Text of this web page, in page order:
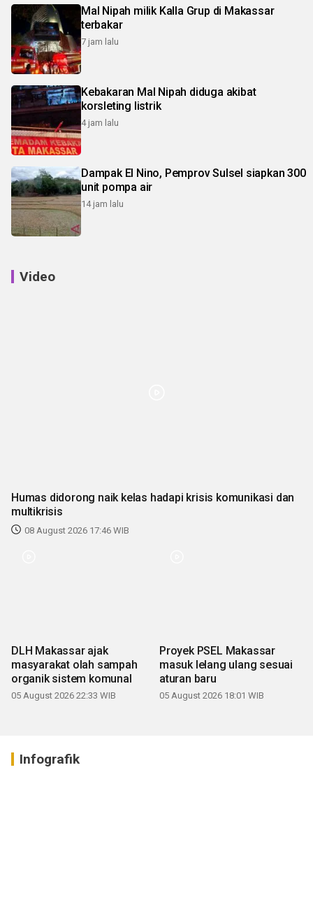
Mal Nipah milik Kalla Grup di Makassar
terbakar
7 jam lalu
Kebakaran Mal Nipah diduga akibat
korsleting listrik
4 jam lalu
Dampak El Nino, Pemprov Sulsel siapkan 300
unit pompa air
14 jam lalu
Video
Humas didorong naik kelas hadapi krisis komunikasi dan
multikrisis
08 August 2026 17:46 WIB
DLH Makassar ajak
masyarakat olah sampah
organik sistem komunal
05 August 2026 22:33 WIB
Proyek PSEL Makassar
masuk lelang ulang sesuai
aturan baru
05 August 2026 18:01 WIB
Infografik